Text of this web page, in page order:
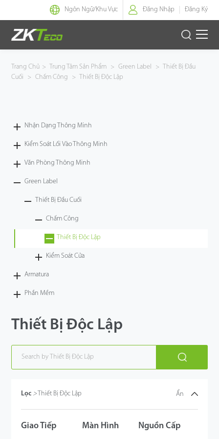
Ngôn Ngữ/Khu Vực Đăng Nhập Đăng Ký
Nhận Dạng Thông Minh
Armatura
Trang Chủ > Trung Tâm Sản Phẩm > Green Label >
Thiết Bị Đầu
Cuối
> Chấm Công > Thiết Bị Độc Lập
Nhận Dạng Thông Minh
Kiểm Soát Lối Vào Thông Minh
Văn Phòng Thông Minh
Green Label
Thiết Bị Đầu Cuối
Chấm Công
Thiết Bị Độc Lập
Kiểm Soát Cửa
Armatura
Phần Mềm
Thiết Bị Độc Lập
Lọc > Thiết Bị Độc Lập Ẩn
Giao Tiếp Màn Hình Nguồn Cấp